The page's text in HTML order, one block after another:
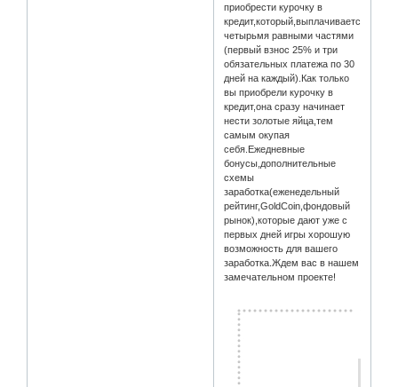
приобрести курочку в
кредит,который,выплачивается
четырьмя равными частями
(первый взнос 25% и три
обязательных платежа по 30
дней на каждый).Как только
вы приобрели курочку в
кредит,она сразу начинает
нести золотые яйца,тем
самым окупая
себя.Ежедневные
бонусы,дополнительные
схемы
заработка(еженедельный
рейтинг,GoldCoin,фондовый
рынок),которые дают уже с
первых дней игры хорошую
возможность для вашего
заработка.Ждем вас в нашем
замечательном проекте!